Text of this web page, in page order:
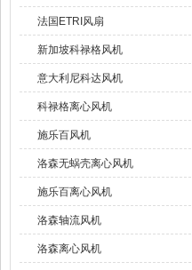
法国ETRI风扇
新加坡科禄格风机
意大利尼科达风机
科禄格离心风机
施乐百风机
洛森无蜗壳离心风机
施乐百离心风机
洛森轴流风机
洛森离心风机